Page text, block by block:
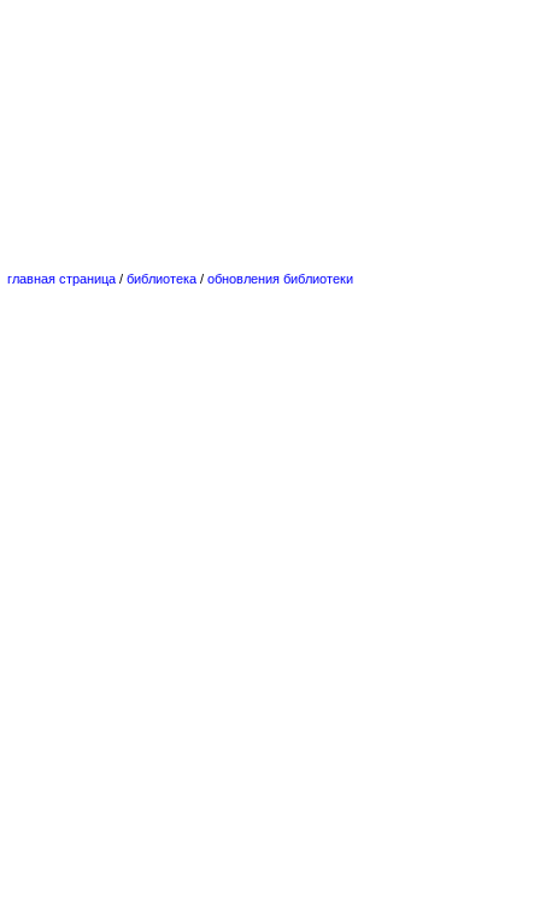
главная страница / библиотека / обновления библиотеки